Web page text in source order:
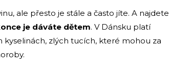
ale přesto je stále a často jíte. A najdete
je dáváte dětem. V Dánsku platí
kyselinách, zlých tucích, které mohou za